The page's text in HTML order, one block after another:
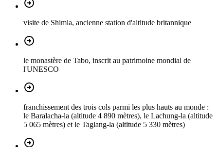
visite de Shimla, ancienne station d'altitude britannique
le monastère de Tabo, inscrit au patrimoine mondial de
l'UNESCO
franchissement des trois cols parmi les plus hauts au monde :
le Baralacha-la (altitude 4 890 mètres), le Lachung-la (altitude
5 065 mètres) et le Taglang-la (altitude 5 330 mètres)